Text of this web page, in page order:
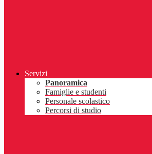
Servizi
Panoramica
Famiglie e studenti
Personale scolastico
Percorsi di studio